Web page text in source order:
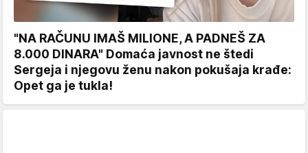
"NA RAČUNU IMAŠ MILIONE, A PADNEŠ ZA
8.000 DINARA" Domaća javnost ne štedi
Sergeja i njegovu ženu nakon pokušaja krađe:
Opet ga je tukla!